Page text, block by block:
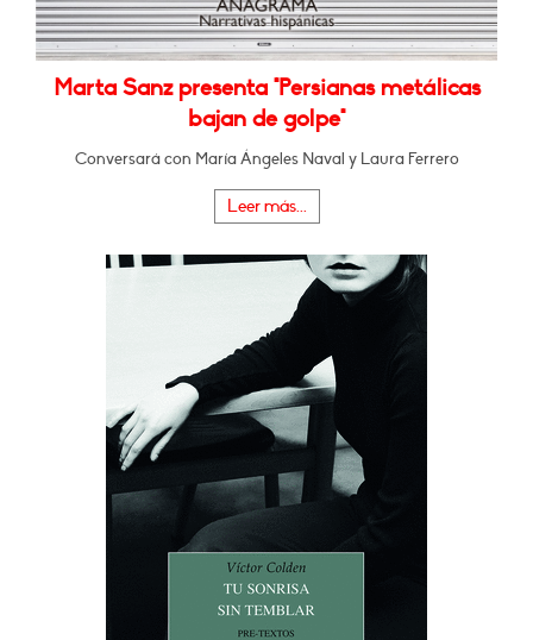
Marta Sanz presenta "Persianas metálicas
bajan de golpe"
Conversará con María Ángeles Naval y Laura Ferrero
Leer más...